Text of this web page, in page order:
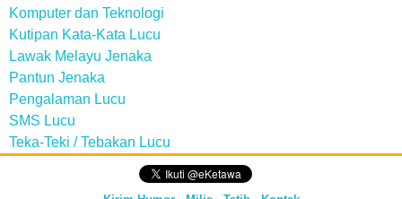
Komputer dan Teknologi
Kutipan Kata-Kata Lucu
Lawak Melayu Jenaka
Pantun Jenaka
Pengalaman Lucu
SMS Lucu
Teka-Teki / Tebakan Lucu